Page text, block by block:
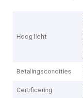
Hoog licht
Betalingscondities
Certificering